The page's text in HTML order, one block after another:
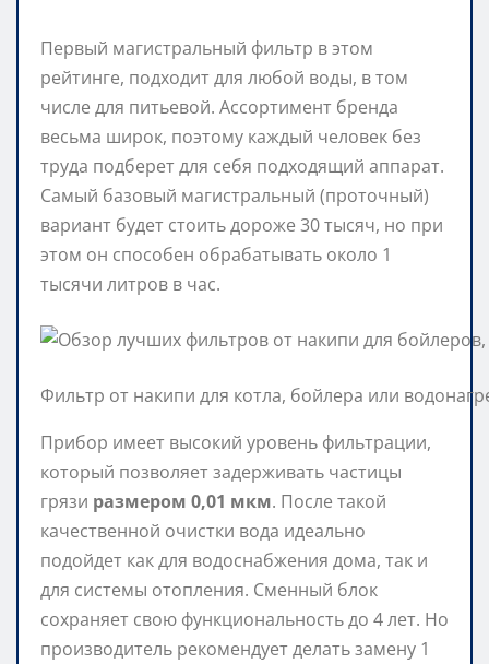
Первый магистральный фильтр в этом
рейтинге, подходит для любой воды, в том
числе для питьевой. Ассортимент бренда
весьма широк, поэтому каждый человек без
труда подберет для себя подходящий аппарат.
Самый базовый магистральный (проточный)
вариант будет стоить дороже 30 тысяч, но при
этом он способен обрабатывать около 1
тысячи литров в час.
Фильтр от накипи для котла, бойлера или
Прибор имеет высокий уровень фильтрации,
который позволяет задерживать частицы
грязи размером 0,01 мкм. После такой
качественной очистки вода идеально
подойдет как для водоснабжения дома, так и
для системы отопления. Сменный блок
сохраняет свою функциональность до 4 лет. Но
производитель рекомендует делать замену 1